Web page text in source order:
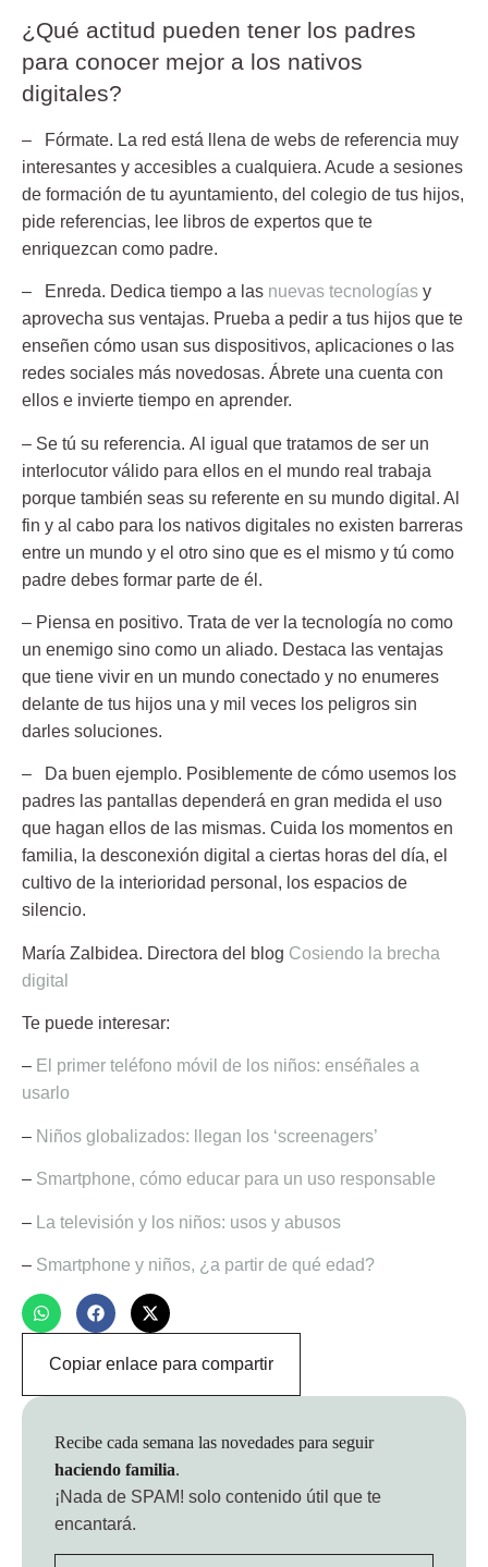
¿Qué actitud pueden tener los padres
para conocer mejor a los nativos
digitales?
– Fórmate. La red está llena de webs de referencia muy
interesantes y accesibles a cualquiera. Acude a sesiones
de formación de tu ayuntamiento, del colegio de tus hijos,
pide referencias, lee libros de expertos que te
enriquezcan como padre.
– Enreda. Dedica tiempo a las nuevas tecnologías y
aprovecha sus ventajas. Prueba a pedir a tus hijos que te
enseñen cómo usan sus dispositivos, aplicaciones o las
redes sociales más novedosas. Ábrete una cuenta con
ellos e invierte tiempo en aprender.
– Se tú su referencia. Al igual que tratamos de ser un
interlocutor válido para ellos en el mundo real trabaja
porque también seas su referente en su mundo digital. Al
fin y al cabo para los nativos digitales no existen barreras
entre un mundo y el otro sino que es el mismo y tú como
padre debes formar parte de él.
– Piensa en positivo. Trata de ver la tecnología no como
un enemigo sino como un aliado. Destaca las ventajas
que tiene vivir en un mundo conectado y no enumeres
delante de tus hijos una y mil veces los peligros sin
darles soluciones.
– Da buen ejemplo. Posiblemente de cómo usemos los
padres las pantallas dependerá en gran medida el uso
que hagan ellos de las mismas. Cuida los momentos en
familia, la desconexión digital a ciertas horas del día, el
cultivo de la interioridad personal, los espacios de
silencio.
María Zalbidea. Directora del blog Cosiendo la brecha
digital
Te puede interesar:
– El primer teléfono móvil de los niños: enséñales a
usarlo
– Niños globalizados: llegan los ‘screenagers’
– Smartphone, cómo educar para un uso responsable
– La televisión y los niños: usos y abusos
– Smartphone y niños, ¿a partir de qué edad?
Copiar enlace para compartir
Recibe cada semana las novedades para seguir
haciendo familia.
¡Nada de SPAM! solo contenido útil que te
encantará.